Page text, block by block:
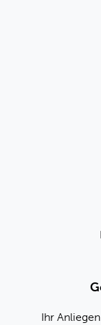
Ihr